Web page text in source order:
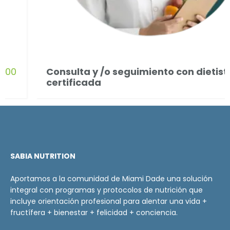
Consulta y /o seguimiento con dietista
certificada
SABIA NUTRITION
Aportamos a la comunidad de Miami Dade una solución
integral con programas y protocolos de nutrición que
incluye orientación profesional para alentar una vida +
fructífera + bienestar + felicidad + conciencia.